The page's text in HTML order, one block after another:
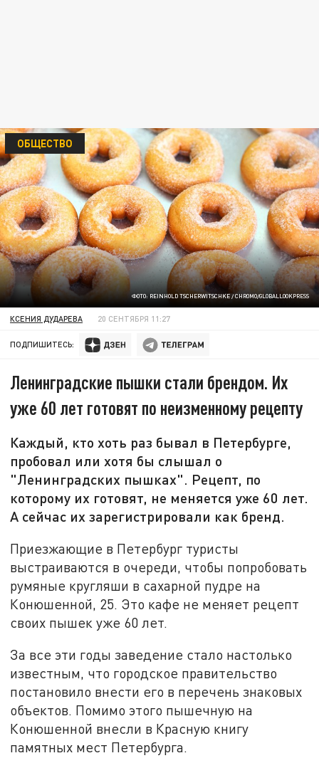
ФОТО: REINHOLD TSCHERWITSCHKE / CHROMO/GLOBALLOOKPRESS
ОБЩЕСТВО
КСЕНИЯ ДУДАРЕВА 20 СЕНТЯБРЯ 11:27
ПОДПИШИТЕСЬ:
Ленинградские пышки стали брендом. Их
уже 60 лет готовят по неизменному рецепту
Каждый, кто хоть раз бывал в Петербурге,
пробовал или хотя бы слышал о
"Ленинградских пышках". Рецепт, по
которому их готовят, не меняется уже 60 лет.
А сейчас их зарегистрировали как бренд.
Приезжающие в Петербург туристы
выстраиваются в очереди, чтобы попробовать
румяные кругляши в сахарной пудре на
Конюшенной, 25. Это кафе не меняет рецепт
своих пышек уже 60 лет.
За все эти годы заведение стало настолько
известным, что городское правительство
постановило внести его в перечень знаковых
объектов. Помимо этого пышечную на
Конюшенной внесли в Красную книгу
памятных мест Петербурга.